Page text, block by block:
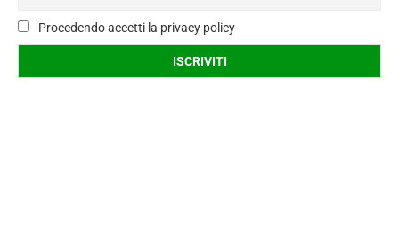
Procedendo accetti la privacy policy